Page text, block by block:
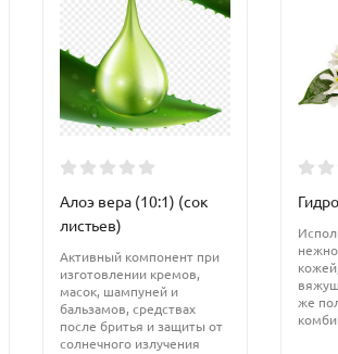
Алоэ вера (10:1) (сок
листьев)
Активный компонент при
изготовлении кремов,
масок, шампуней и
бальзамов, средствах
после бритья и защиты от
солнечного излучения
же